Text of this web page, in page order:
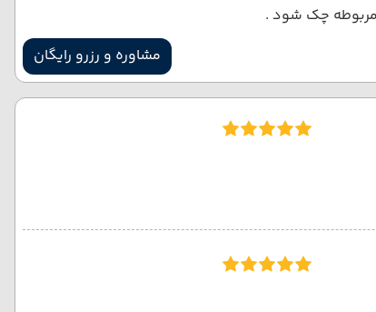
مربوطه چک شود .
مشاوره و رزرو رایگان